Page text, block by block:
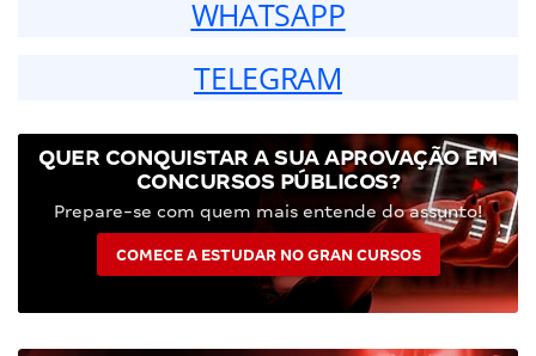
WHATSAPP
TELEGRAM
QUER CONQUISTAR A SUA APROVAÇÃO EM
CONCURSOS PÚBLICOS?
Prepare-se com quem mais entende do assunto!
COMECE A ESTUDAR NO GRAN CURSOS